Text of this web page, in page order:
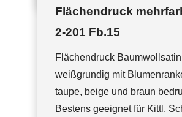
Flächendruck
2-201 Fb.15
Flächendruck Baumwollsatin
weißgrundig mit
taupe, beige und braun
Bestens geeignet für Kittl,